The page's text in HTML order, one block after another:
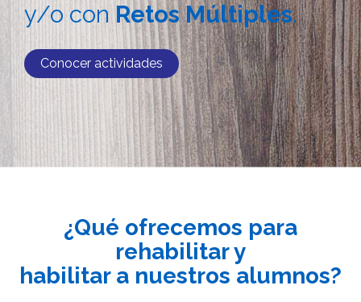
y/o conRetos Múltiples.
Conocer actividades
¿Qué ofrecemos para
rehabilitar y
habilitar a nuestros alumnos?